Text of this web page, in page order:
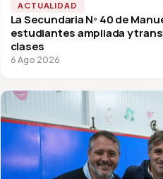
ACTUALIDAD
La Secundaria Nº 40 de
estudiantes ampliada y
clases
6 Ago 2026